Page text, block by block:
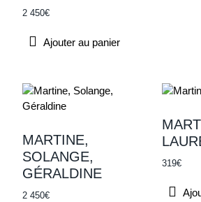
2 450€
Ajouter au panier
MARTINE,
SOLANGE,
GÉRALDINE
2 450€
319€